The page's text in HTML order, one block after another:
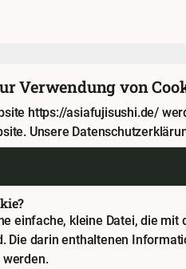
Verwendung von
https://asiafujisushi.de/
Unsere
einfache, kleine Datei, die
Die darin enthaltenen